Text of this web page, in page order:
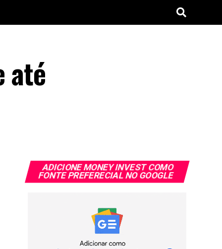
até
ADICIONE MONEY INVEST COMO
FONTE PREFERECIAL NO GOOGLE